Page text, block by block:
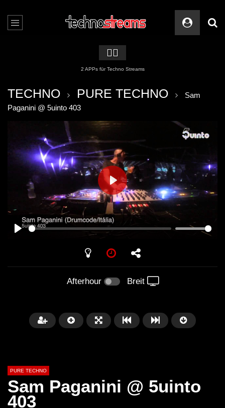
🏳️‍🌈
2 APPs für Techno Streams
TECHNO PURE TECHNO
Sam
Paganini @ 5uinto 403
PLAY
Afterhour Breit
PURE TECHNO
Sam Paganini @ 5uinto
403